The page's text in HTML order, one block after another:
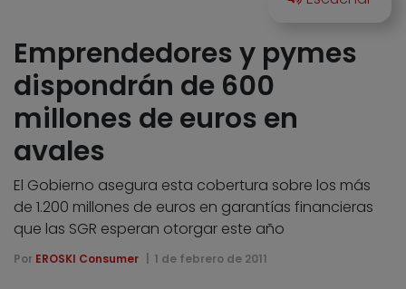
Emprendedores y pymes
dispondrán de 600
millones de euros en
avales
El Gobierno asegura esta cobertura sobre los más
de 1.200 millones de euros en garantías financieras
que las SGR esperan otorgar este año
Por EROSKI Consumer 1 de febrero de 2011